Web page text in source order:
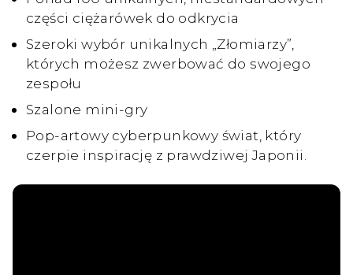
części ciężarówek do odkrycia
Szeroki wybór unikalnych „Złomiarzy”,
których możesz zwerbować do swojego
zespołu
Szalone mini-gry
Pop-artowy cyberpunkowy świat, który
czerpie inspirację z prawdziwej Japonii.